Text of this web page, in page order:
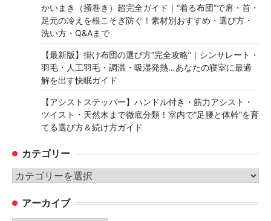
かいまき（掻巻き）超完全ガイド｜“着る布団”で肩・首・
足元の冷えを根こそぎ防ぐ！素材別おすすめ・選び方・
洗い方・Q&Aまで
【最新版】掛け布団の選び方“完全攻略”｜シンサレート・
羽毛・人工羽毛・調温・吸湿発熱…あなたの寝室に最適
解を出す快眠ガイド
【アシストステッパー】ハンドル付き・筋力アシスト・
ツイスト・天然木まで徹底分類！室内で“足腰と体幹”を育
てる選び方＆続け方ガイド
カテゴリー
カ
ゴ アーカイブ